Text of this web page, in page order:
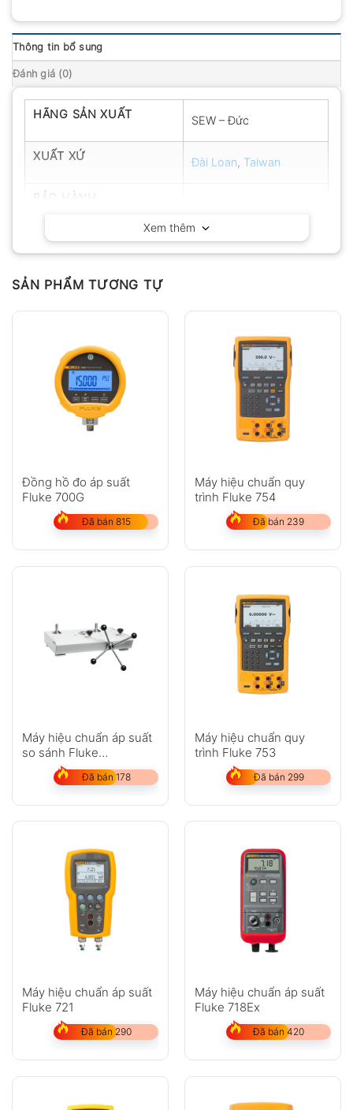
Thông tin bổ sung
Đánh giá (0)
HÃNG SẢN XUẤT SEW – Đức
XUẤT XỨ Đài Loan, Taiwan
Xem thêm
SẢN PHẨM TƯƠNG TỰ
Đồng hồ đo áp suất
Fluke 700G
Đã bán 815
Máy hiệu chuẩn quy
trình Fluke 754
Đã bán 239
Máy hiệu chuẩn áp suất
so sánh Fluke
Calibration P5513
Đã bán 178
Máy hiệu chuẩn quy
trình Fluke 753
Đã bán 299
Máy hiệu chuẩn áp suất
Fluke 721
Đã bán 290
Máy hiệu chuẩn áp suất
Fluke 718Ex
Đã bán 420